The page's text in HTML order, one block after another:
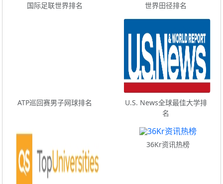
国际足联世界排名 世界田径排名
ATP巡回赛男子网球排名
U.S. News全球最佳大学排
名
36Kr资讯热榜